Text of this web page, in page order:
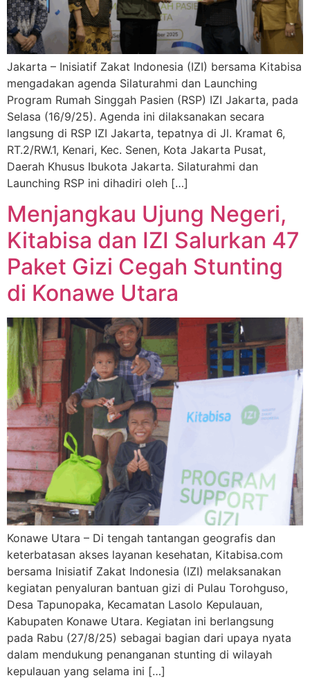
Jakarta – Inisiatif Zakat Indonesia (IZI) bersama Kitabisa
mengadakan agenda Silaturahmi dan Launching
Program Rumah Singgah Pasien (RSP) IZI Jakarta, pada
Selasa (16/9/25). Agenda ini dilaksanakan secara
langsung di RSP IZI Jakarta, tepatnya di Jl. Kramat 6,
RT.2/RW.1, Kenari, Kec. Senen, Kota Jakarta Pusat,
Daerah Khusus Ibukota Jakarta. Silaturahmi dan
Launching RSP ini dihadiri oleh […]
Menjangkau Ujung Negeri,
Kitabisa dan IZI Salurkan 47
Paket Gizi Cegah Stunting
di Konawe Utara
Konawe Utara – Di tengah tantangan geografis dan
keterbatasan akses layanan kesehatan, Kitabisa.com
bersama Inisiatif Zakat Indonesia (IZI) melaksanakan
kegiatan penyaluran bantuan gizi di Pulau Torohguso,
Desa Tapunopaka, Kecamatan Lasolo Kepulauan,
Kabupaten Konawe Utara. Kegiatan ini berlangsung
pada Rabu (27/8/25) sebagai bagian dari upaya nyata
dalam mendukung penanganan stunting di wilayah
kepulauan yang selama ini […]